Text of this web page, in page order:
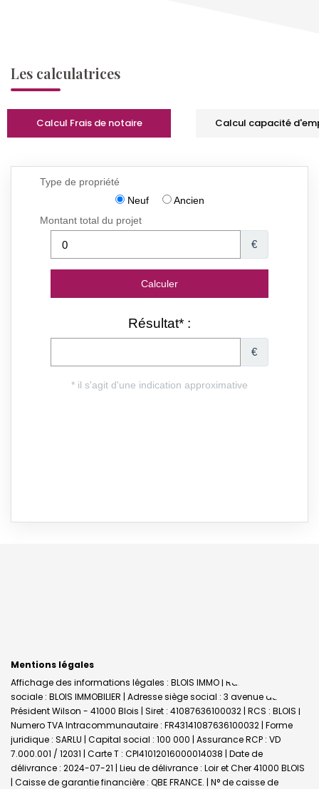
Les calculatrices
Calcul Frais de notaire Calcul capacité
Mentions légales
Affichage des informations légales : BLOIS IMMO | Raison
sociale : BLOIS IMMOBILIER | Adresse siège social : 3 avenue du
Président Wilson - 41000 Blois | Siret : 41087636100032 | RCS : BLOIS |
Numero TVA Intracommunautaire : FR43141087636100032 | Forme
juridique : SARLU | Capital social : 100 000 | Assurance RCP : VD
7.000.001 / 12031 | Carte T : CPI41012016000014038 | Date de
délivrance : 2024-07-21 | Lieu de délivrance : Loir et Cher 41000 BLOIS
| Caisse de garantie financière : QBE FRANCE. | N° de caisse de